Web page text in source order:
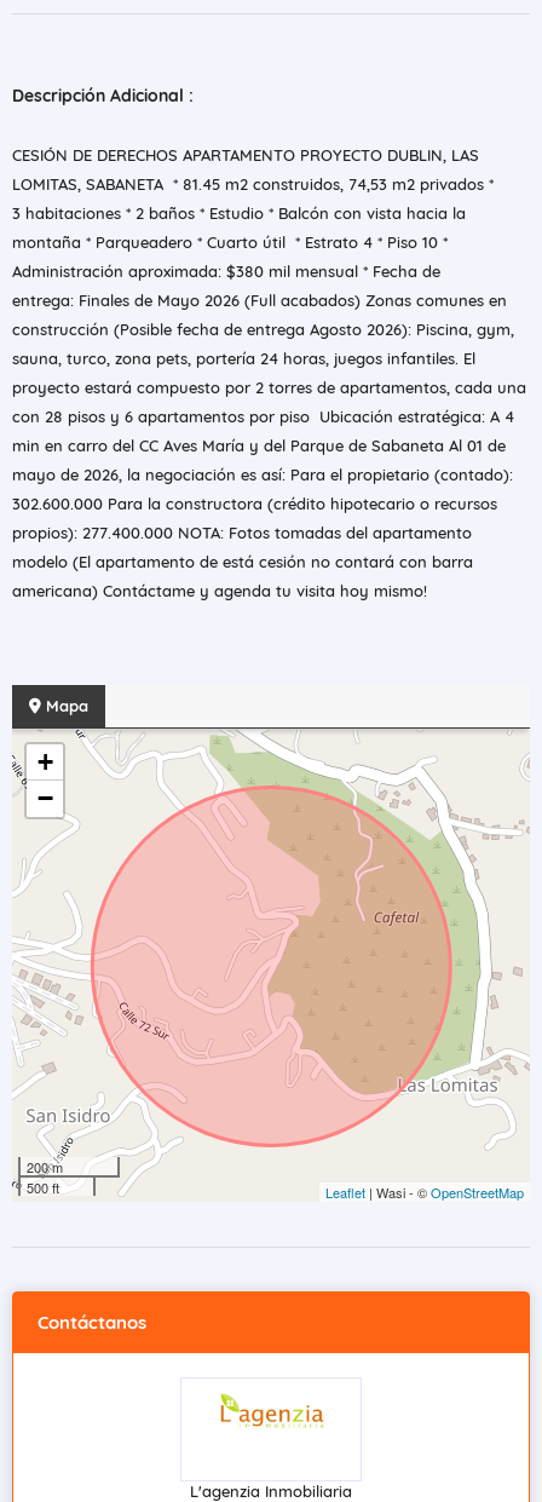
Descripción Adicional :
CESIÓN DE DERECHOS APARTAMENTO PROYECTO DUBLIN, LAS
LOMITAS, SABANETA * 81.45 m2 construidos, 74,53 m2 privados *
3 habitaciones * 2 baños * Estudio * Balcón con vista hacia la
montaña * Parqueadero * Cuarto útil * Estrato 4 * Piso 10 *
Administración aproximada: $380 mil mensual * Fecha de
entrega: Finales de Mayo 2026 (Full acabados) Zonas comunes en
construcción (Posible fecha de entrega Agosto 2026): Piscina, gym,
sauna, turco, zona pets, portería 24 horas, juegos infantiles. El
proyecto estará compuesto por 2 torres de apartamentos, cada una
con 28 pisos y 6 apartamentos por piso Ubicación estratégica: A 4
min en carro del CC Aves María y del Parque de Sabaneta Al 01 de
mayo de 2026, la negociación es así: Para el propietario (contado):
302.600.000 Para la constructora (crédito hipotecario o recursos
propios): 277.400.000 NOTA: Fotos tomadas del apartamento
modelo (El apartamento de está cesión no contará con barra
americana) Contáctame y agenda tu visita hoy mismo!
Mapa
+
−
200 m
500 ft
Leaflet | Wasi - ©OpenStreetMap
Contáctanos
L'agenzia Inmobiliaria